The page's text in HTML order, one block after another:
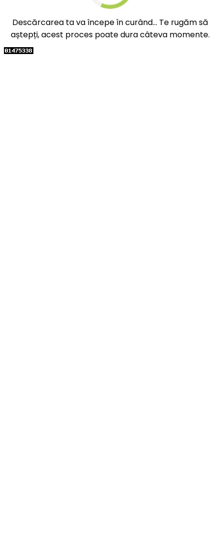
Descărcarea ta va începe în curând... Te rugăm să
aștepți, acest proces poate dura câteva momente.